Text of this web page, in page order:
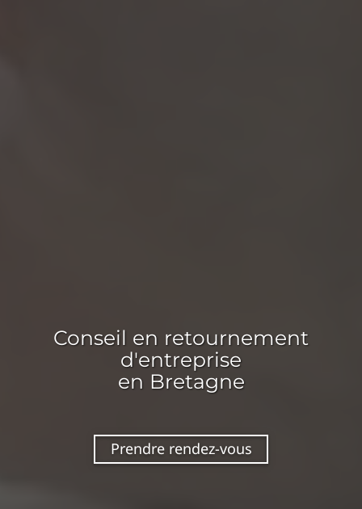
Conseil en retournement
d'entreprise
en Bretagne
Prendre rendez-vous